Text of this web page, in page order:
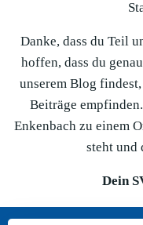
Danke, dass du Teil
hoffen, dass du
unserem Blog
Beiträge
Enkenbach zu einem
steht und
Dein